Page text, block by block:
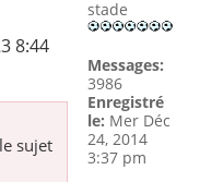
8:44
sujet
stade
Messages:
3986
Enregistré
le: Mer Déc
24, 2014
3:37 pm